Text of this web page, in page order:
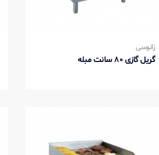
زانوسی
گریل گازی 80 سانت مبله